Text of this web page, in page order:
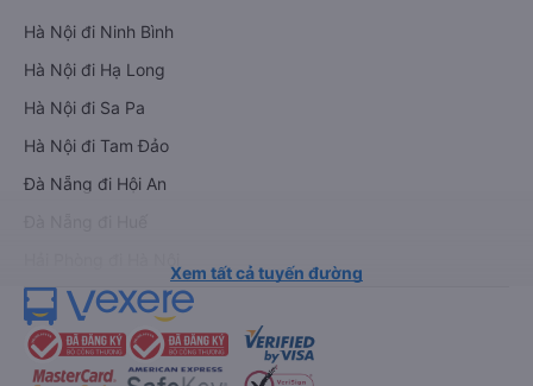
Hà Nội đi Ninh Bình
Hà Nội đi Hạ Long
Hà Nội đi Sa Pa
Hà Nội đi Tam Đảo
Đà Nẵng đi Hội An
Xem tất cả tuyến đường